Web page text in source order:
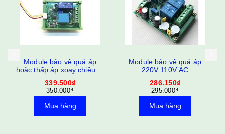
Module bảo vệ quá áp
hoặc thấp áp xoay chiều 0-
339.500₫
350.000₫
Mua hàng
Module bảo vệ quá áp
220V 110V AC
286.150₫
295.000₫
Mua hàng